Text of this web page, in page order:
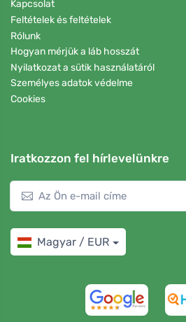
Kapcsolat
Feltételek és feltételek
Rólunk
Hogyan mérjük a láb hosszát
Nyilatkozat a sütik használatáról
Személyes adatok védelme
Cookies
Iratkozzon fel hírlevelünkre
Magyar / EUR